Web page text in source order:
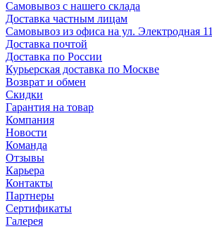
Самовывоз с нашего склада
Доставка частным лицам
Самовывоз из офиса на ул. Электродная 11
Доставка почтой
Доставка по России
Курьерская доставка по Москве
Возврат и обмен
Скидки
Гарантия на товар
Компания
Новости
Команда
Отзывы
Карьера
Контакты
Партнеры
Сертификаты
Галерея